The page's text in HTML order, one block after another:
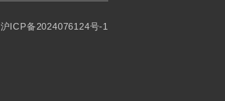
沪ICP备2024076124号-1